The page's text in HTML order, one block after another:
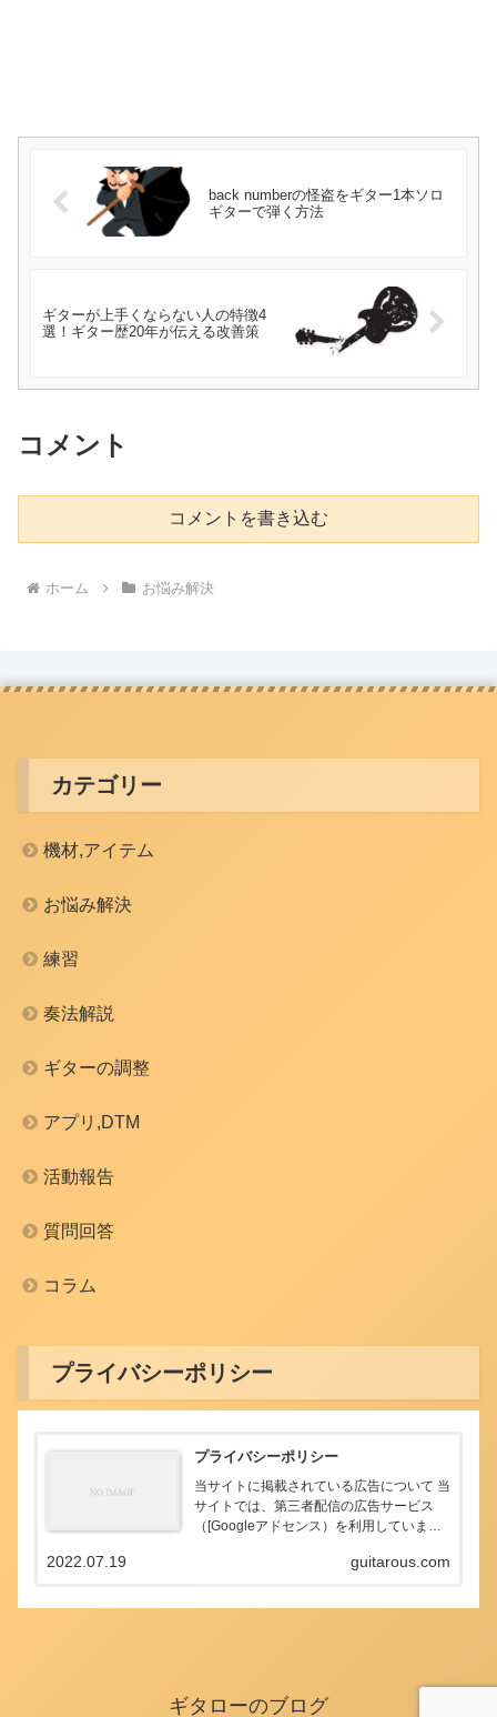
back numberの怪盗をギター1本ソロ
ギターで弾く方法
ギターが上手くならない人の特徴4
選！ギター歴20年が伝える改善策
コメント
コメントを書き込む
ホーム お悩み解決
カテゴリー
機材,アイテム
お悩み解決
練習
奏法解説
ギターの調整
アプリ,DTM
活動報告
質問回答
コラム
プライバシーポリシー
プライバシーポリシー
当サイトに掲載されている広告について 当
サイトでは、第三者配信の広告サービス
（[Googleアドセンス）を利用していま
ーの興味に応じた商品やサービスの広告を
クセス...
guitarous.com
2022.07.19
ギタローのブログ